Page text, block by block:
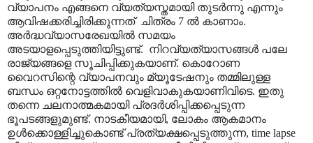
വ്യാപനം എങ്ങനെ വ്യത്യസ്തമായി തുടർന്നു എന്നും
ആവിഷക്കരിച്ചിരിക്കുന്നത്
ചിത്രം 7 ൽ കാണാം.
അർദ്ധവ്യാസരേഖയിൽ സമയം
അടയാളപ്പെടുത്തിയിട്ടുണ്ട്. നിറവ്യത്യാസങ്ങൾ പലേ
രാജ്യങ്ങളെ സൂചിപ്പിക്കുകയാണ്. കൊറോണ
വൈറസിന്റെ വ്യാപനവും മ്യൂടേഷനും തമ്മിലുള്ള
ബന്ധം ഒറ്റനോട്ടത്തിൽ വെളിവാകുകയാണിവിടെ. ഇതു
തന്നെ ചലനാത്മകമായി പ്രദർശിപ്പിക്കപ്പെടുന്ന
ഭൂപടങ്ങളുമുണ്ട്. നാടകീയമായി, ലോകം ആകമാനം
ഉൾക്കൊള്ളിച്ചുകൊണ്ട് പ്രത്യക്ഷപ്പെടുത്തുന്ന, time lapse